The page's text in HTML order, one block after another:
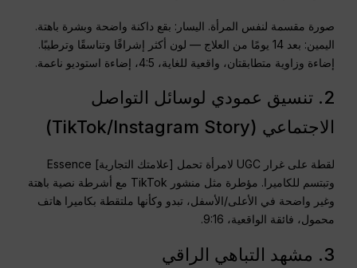
صورة مقسمة لنفس المرأة. اليسار: بقع داكنة واضحة وبشرة باهتة.
اليمين: بعد 14 يومًا من العلاج — لون أكثر إشراقًا وتناسقًا وترطيبًا.
إضاءة وزاوية متطابقتان، واقعية للغاية، 4:5، إضاءة استوديو ناعمة.
2. تنسيق عمودي لوسائل التواصل
الاجتماعي (TikTok/Instagram Story)
لقطة على غرار UGC لامرأة تحمل [علامتك التجارية] Essence
وتبتسم للكاميرا. مؤطرة مثل منشور TikTok مع أشرطة نصية باهتة
وغير واضحة في الأعلى/الأسفل، تبدو وكأنها ملتقطة بكاميرا هاتف
محمول، فائقة الواقعية، 9:16.
3. مشهد التباهي الراقي